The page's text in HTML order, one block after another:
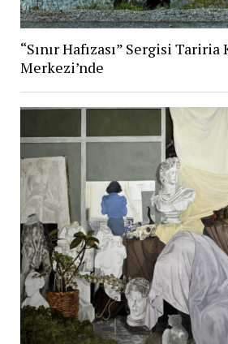
“Sınır Hafızası” Sergisi
Merkezi’nde